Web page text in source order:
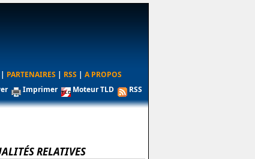
| PARTENAIRES | RSS | A PROPOS
Imprimer Moteur TLD RSS
RELATIVES